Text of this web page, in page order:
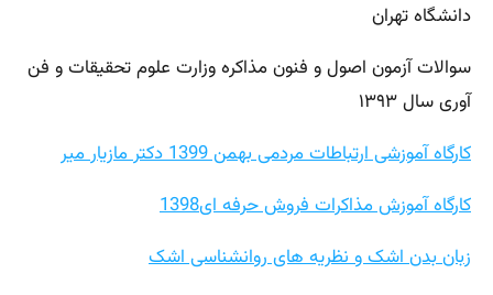
دانشگاه تهران
سوالات آزمون اصول و فنون مذاکره وزارت علوم تحقیقات و فن
آوری سال ۱۳۹۳
کارگاه آموزشی ارتباطات مردمی بهمن 1399 دکتر مازیار میر
کارگاه آموزش مذاکرات فروش حرفه ای1398
زبان بدن اشک و نظریه های روانشناسی اشک